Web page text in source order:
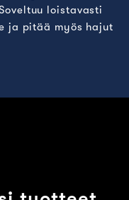
loistavasti
ja pitää myös hajut